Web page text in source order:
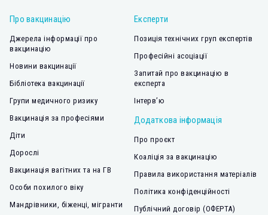
Про вакцинацію
Джерела інформації про
вакцинацію
Новини вакцинації
Бібліотека вакцинації
Групи медичного ризику
Вакцинація за професіями
Діти
Дорослі
Вакцинація вагітних та на ГВ
Особи похилого віку
Мандрівники, біженці, мігранти
Експерти
Позиція технічних груп експертів
Професійні асоціації
Запитай про вакцинацію в
експерта
Інтерв’ю
Додаткова інформація
Про проєкт
Коаліція за вакцинацію
Правила використання матеріалів
Політика конфіденційності
Публічний договір (ОФЕРТА)